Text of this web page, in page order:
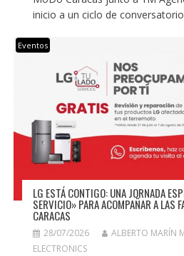
inicio a un ciclo de
Eventos
LG ESTÁ CONTIGO: UNA JORNADA
SERVICIO» PARA ACOMPAÑAR A LAS
CARACAS
28/07/2026 ALBERTO MARÍN
ELECTRONICS